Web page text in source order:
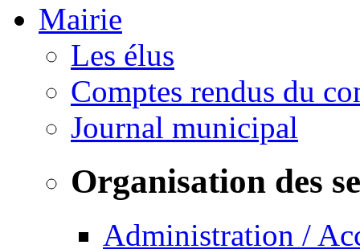
Mairie
Les élus
Comptes rendus du
Journal municipal
Organisation des
Administration /